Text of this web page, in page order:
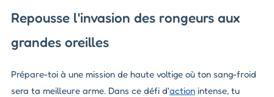
Repousse l'invasion des rongeurs aux
grandes oreilles
Prépare-toi à une mission de haute voltige où ton sang-froid
sera ta meilleure arme. Dans ce défi d'action intense, tu